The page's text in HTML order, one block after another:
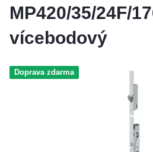
Klíčové systémy
Katalog
MP420/35/24F/
vícebodový
Doprava zdarma